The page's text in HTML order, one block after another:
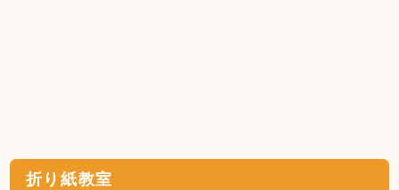
折り紙教室